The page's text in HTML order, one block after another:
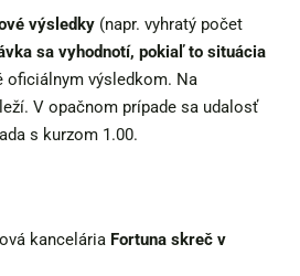
výsledky (napr. vyhratý počet
sa vyhodnotí, pokiaľ to situácia
oficiálnym výsledkom. Na
V opačnom prípade sa udalosť
s kurzom 1.00.
kancelária Fortuna skreč v